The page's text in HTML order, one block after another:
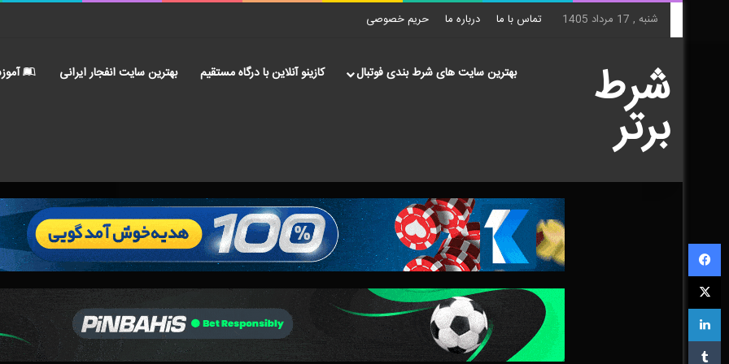
شنبه , 17 مرداد 1405 تماس با ما درباره ما حریم خصوصی
شرط
برتر
بهترین سایت های شرط بندی فوتبال کازینو آنلاین با درگاه مستقیم بهترین سایت انفجار ایرانی